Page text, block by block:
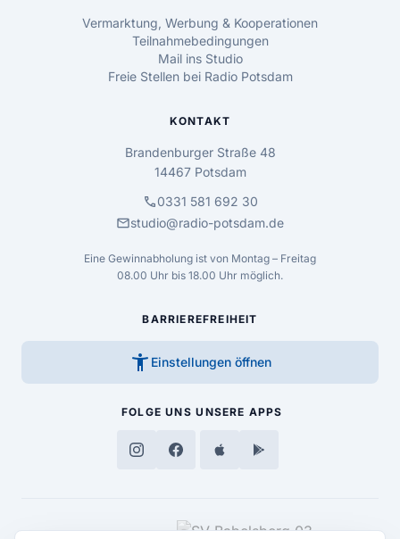
Vermarktung, Werbung & Kooperationen
Teilnahmebedingungen
Mail ins Studio
Freie Stellen bei Radio Potsdam
KONTAKT
Brandenburger Straße 48
14467 Potsdam
call0331 581 692 30
mailstudio@radio-potsdam.de
Eine Gewinnabholung ist von Montag – Freitag
08.00 Uhr bis 18.00 Uhr möglich.
BARRIEREFREIHEIT
accessibility_new Einstellungen öffnen
FOLGE UNS UNSERE APPS
MEDIENPARTNER